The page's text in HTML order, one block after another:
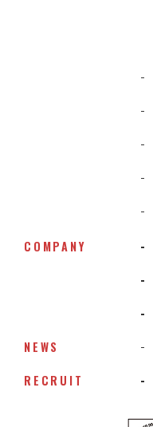
COMPANY
NEWS
RECRUIT